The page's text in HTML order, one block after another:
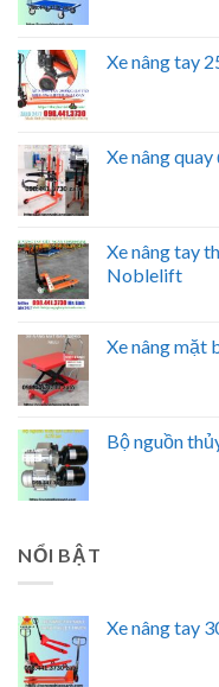
Xe nâng tay
Xe nâng
Xe nâng tay
Noblelift
Xe nâng mặt
Bộ nguồn
NỔI BẬT
Xe nâng tay